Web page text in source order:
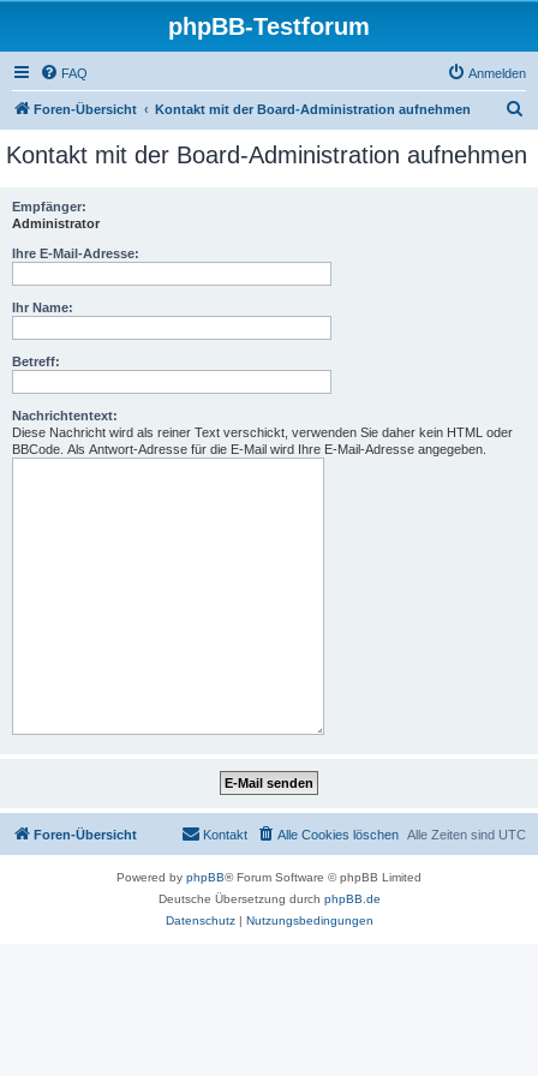
phpBB-Testforum
FAQ Anmelden
Foren-Übersicht Kontakt mit der Board-Administration aufnehmen
c
Kontakt mit der Board-Administration aufnehmen
Empfänger:
Administrator
Ihre E-Mail-Adresse:
Ihr Name:
Betreff:
Nachrichtentext:
Diese Nachricht wird als reiner Text verschickt, verwenden Sie daher kein HTML oder
BBCode. Als Antwort-Adresse für die E-Mail wird Ihre E-Mail-Adresse angegeben.
Foren-Übersicht Alle Zeiten sind UTC
Alle Cookies löschen
Kontakt
Powered by phpBB® Forum Software © phpBB Limited
Deutsche Übersetzung durch phpBB.de
Datenschutz| Nutzungsbedingungen